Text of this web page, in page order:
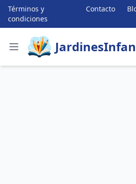
Términos y
condiciones
Contacto